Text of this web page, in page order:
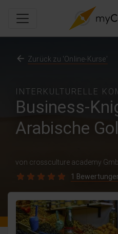
INTERKULTURELLE
Business-
Arabische
von crossculture academy
1
Zurück zu 'Online-Kurse'